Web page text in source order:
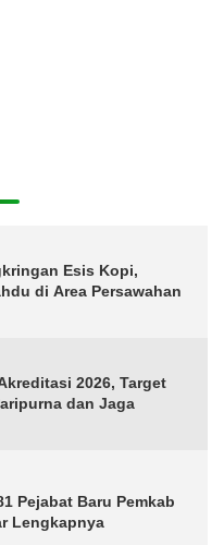
Esis Kopi,
di Area Persawahan
2026, Target
dan Jaga
Pejabat Baru Pemkab
Lengkapnya